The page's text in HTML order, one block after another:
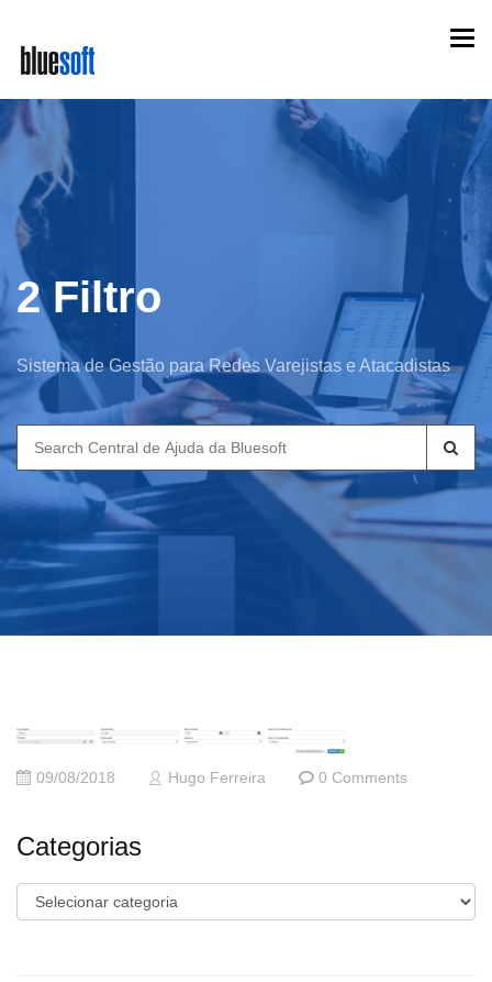
main
content
2 Filtro
Sistema de Gestão para Redes Varejistas e Atacadistas
Search
for:
09/08/2018 Hugo Ferreira 0 Comments
Categorias
Categorias